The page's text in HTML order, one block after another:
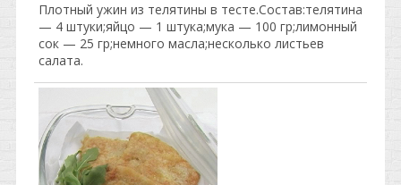
Плотный ужин из телятины в тесте.Состав:телятина
— 4 штуки;яйцо — 1 штука;мука — 100 гр;лимонный
сок — 25 гр;немного масла;несколько листьев
салата.